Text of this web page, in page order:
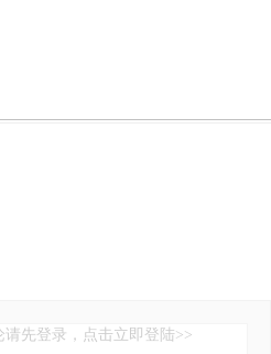
请先登录，点击立即登陆>>